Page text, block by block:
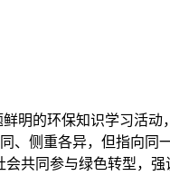
明的环保知识学习活
、侧重各异，但指向
共同参与绿色转型，